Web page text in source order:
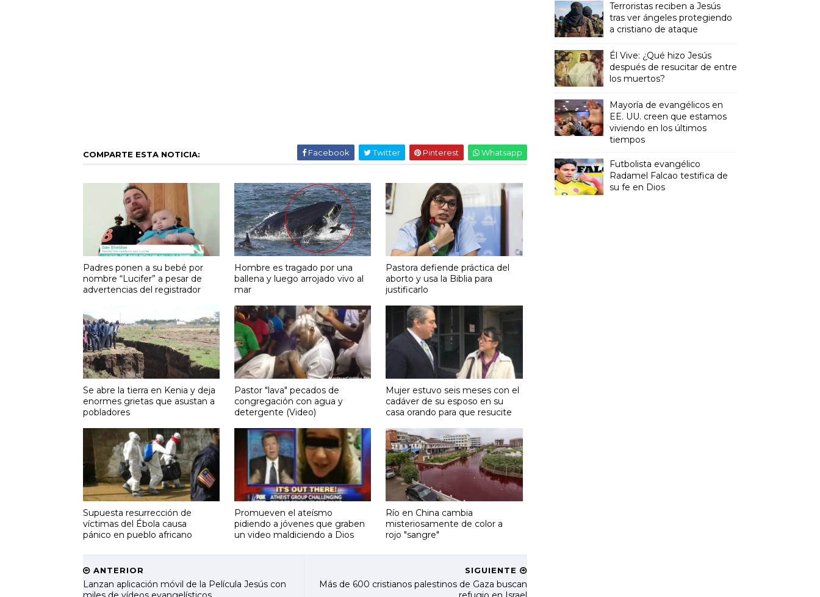
COMPARTE ESTA NOTICIA: Facebook Twitter Pinterest Whatsapp
Padres ponen a su bebé por
nombre “Lucifer” a pesar de
advertencias del registrador
Hombre es tragado por una
ballena y luego arrojado vivo al
mar
Pastora defiende práctica del
aborto y usa la Biblia para
justificarlo
Se abre la tierra en Kenia y deja
enormes grietas que asustan a
pobladores
Pastor "lava" pecados de
congregación con agua y
detergente (Video)
Mujer estuvo seis meses con el
cadáver de su esposo en su
casa orando para que resucite
Supuesta resurrección de
víctimas del Ébola causa
pánico en pueblo africano
Promueven el ateísmo
pidiendo a jóvenes que graben
un video maldiciendo a Dios
Río en China cambia
misteriosamente de color a
rojo "sangre"
SIGUIENTE
Más de 600 cristianos palestinos de Gaza buscan
ANTERIOR
Lanzan aplicación móvil de la Película Jesús con
Terroristas reciben a Jesús
tras ver ángeles protegiendo
a cristiano de ataque
Él Vive: ¿Qué hizo Jesús
después de resucitar de entre
los muertos?
Mayoría de evangélicos en
EE. UU. creen que estamos
viviendo en los últimos
tiempos
Futbolista evangélico
Radamel Falcao testifica de
su fe en Dios